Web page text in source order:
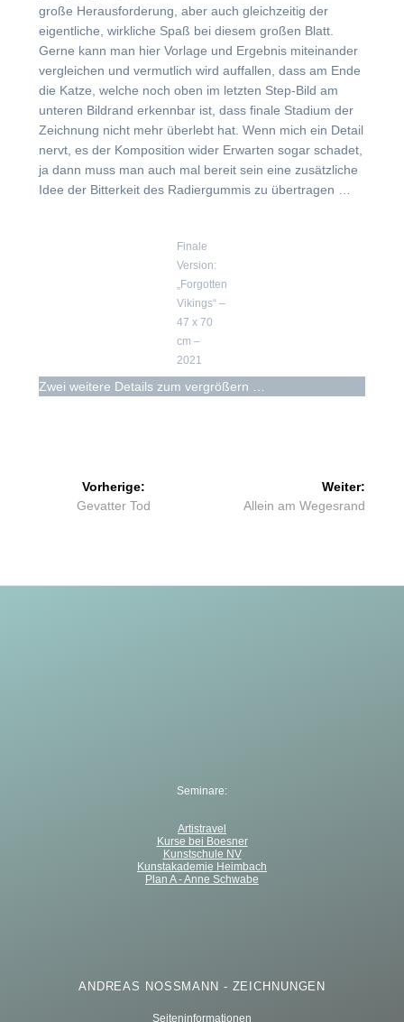
große Herausforderung, aber auch gleichzeitig der
eigentliche, wirkliche Spaß bei diesem großen Blatt.
Gerne kann man hier Vorlage und Ergebnis miteinander
vergleichen und vermutlich wird auffallen, dass am Ende
die Katze, welche noch oben im letzten Step-Bild am
unteren Bildrand erkennbar ist, dass finale Stadium der
Zeichnung nicht mehr überlebt hat. Wenn mich ein Detail
nervt, es der Komposition wider Erwarten sogar schadet,
ja dann muss man auch mal bereit sein eine zusätzliche
Idee der Bitterkeit des Radiergummis zu übertragen …
Finale
Version:
„Forgotten
Vikings“ –
47 x 70
cm –
2021
Zwei weitere Details zum vergrößern …
Beitragsnavigation
Vorherige:
Vorheriger
Gevatter Tod
Weiter:
Nächster
Allein am Wegesrand
ANDREAS NOSSMANN - ZEICHNUNGEN
Seiteninformationen
Seminare:
Artistravel
Kurse bei Boesner
Kunstschule NV
Kunstakademie Heimbach
Plan A - Anne Schwabe